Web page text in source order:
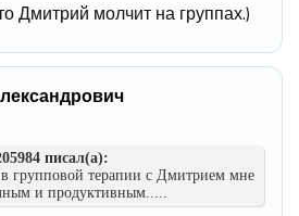
Дмитрий молчит на группах.)
писал(а):
групповой терапии с Дмитрием мне
и продуктивным.....